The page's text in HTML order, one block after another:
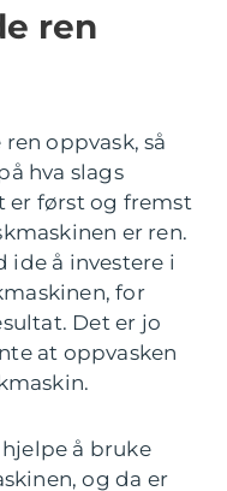
ren
oppvask, så
hva slags
er først og fremst
er ren.
ide å investere i
for
Det er jo
at oppvasken
å bruke
og da er